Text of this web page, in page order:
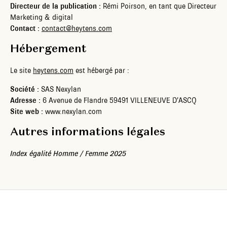
Directeur de la publication : Rémi Poirson, en tant que Directeur
Marketing & digital
Contact : contact@heytens.com
Hébergement
Le site heytens.com est hébergé par :
Société : SAS Nexylan
Adresse : 6 Avenue de Flandre 59491 VILLENEUVE D’ASCQ
Site web : www.nexylan.com
Autres informations légales
Index égalité Homme / Femme 2025